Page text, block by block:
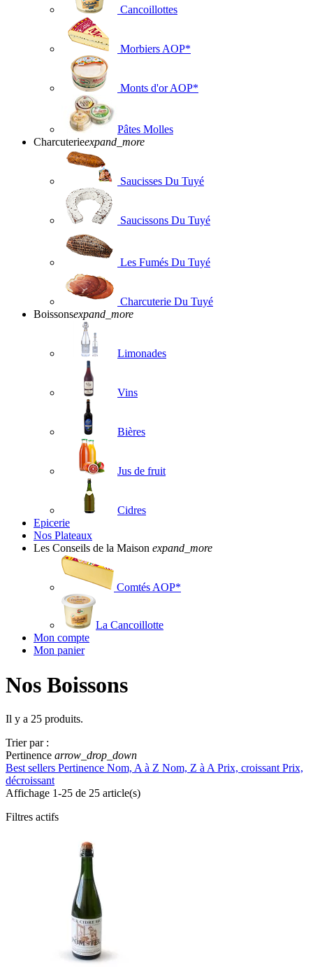
Cancoillottes
Morbiers AOP*
Monts d'or AOP*
Pâtes Molles
Charcuterieexpand_more
Saucisses Du Tuyé
Saucissons Du Tuyé
Les Fumés Du Tuyé
Charcuterie Du Tuyé
Boissonsexpand_more
Limonades
Vins
Bières
Jus de fruit
Cidres
Epicerie
Nos Plateaux
Les Conseils de la Maison expand_more
Comtés AOP*
La Cancoillotte
Mon compte
Mon panier
Nos Boissons
Il y a 25 produits.
Trier par :
Pertinence arrow_drop_down
Best sellers Pertinence Nom, A à Z Nom, Z à A Prix, croissant Prix,
décroissant
Affichage 1-25 de 25 article(s)
Filtres actifs